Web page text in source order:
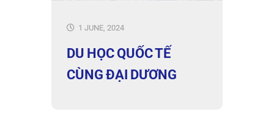
1 JUNE, 2024
DU HỌC QUỐC TẾ
CÙNG ĐẠI DƯƠNG